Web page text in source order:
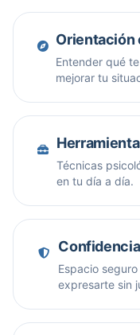
Orientación
Entender qué
mejorar tu
Técnicas
en tu día a día.
Espacio
expresarte sin